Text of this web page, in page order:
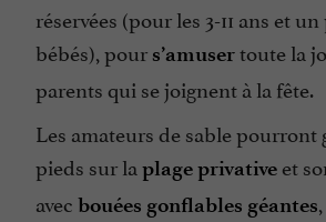
réservées (pour les 3-11 ans et
bébés), pour s’amusertoute la
parents qui se joignent à la fête.
Les amateurs de sable pourront
pieds sur la plage privative et
avec bouées gonflables géantes